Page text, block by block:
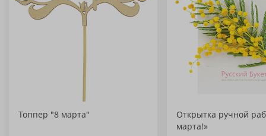
Топпер "8 марта"
Открытка ручной
марта!»